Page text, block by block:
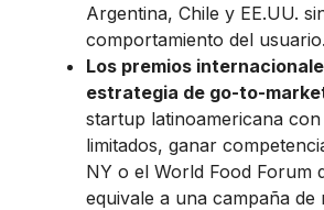
Argentina, Chile y EE.UU.
comportamiento del usuario.
Los premios
estrategia de go-to-
startup latinoamericana
limitados, ganar
NY o el World Food Forum
equivale a una campaña de